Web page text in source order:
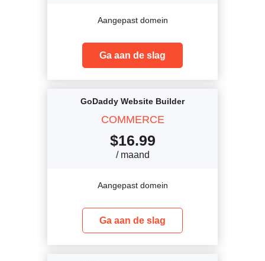
Aangepast domein
Ga aan de slag
GoDaddy Website Builder
COMMERCE
$16.99
/ maand
Aangepast domein
Ga aan de slag